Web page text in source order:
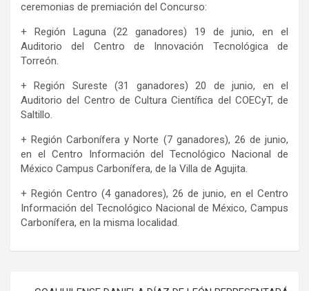
ceremonias de premiación del Concurso:
+ Región Laguna (22 ganadores) 19 de junio, en el
Auditorio del Centro de Innovación Tecnológica de
Torreón.
+ Región Sureste (31 ganadores) 20 de junio, en el
Auditorio del Centro de Cultura Científica del COECyT, de
Saltillo.
+ Región Carbonífera y Norte (7 ganadores), 26 de junio,
en el Centro Información del Tecnológico Nacional de
México Campus Carbonífera, de la Villa de Agujita.
+ Región Centro (4 ganadores), 26 de junio, en el Centro
Información del Tecnológico Nacional de México, Campus
Carbonífera, en la misma localidad.